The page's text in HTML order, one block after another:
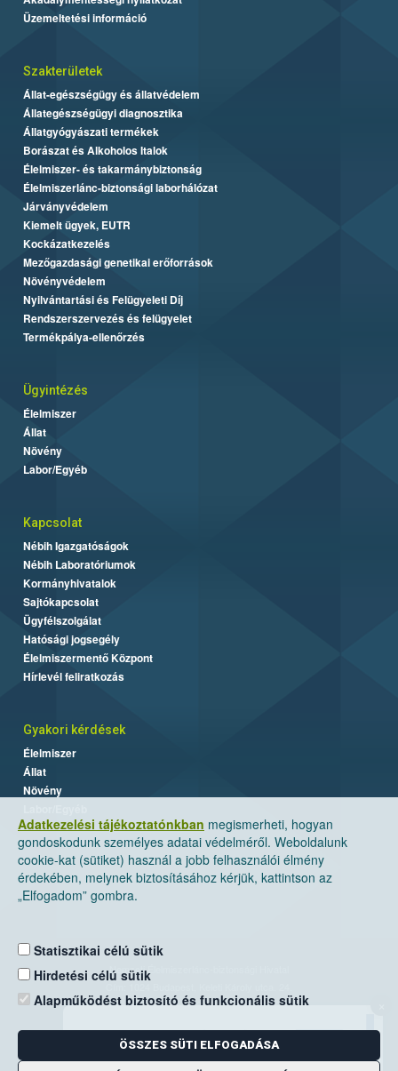
Adatkezelési tájékoztatónkban megismerheti, hogyan
gondoskodunk személyes adatai védelméről. Weboldalunk
cookie-kat (sütiket) használ a jobb felhasználói élmény
érdekében, melynek biztosításához kérjük, kattintson az
„Elfogadom” gombra.
Statisztikai célú sütik
Hirdetési célú sütik
Alapműködést biztosító és funkcionális sütik
ÖSSZES SÜTI ELFOGADÁSA
Üzemeltetési információ
Szakterületek
Állat-egészségügy és állatvédelem
Állategészségügyi diagnosztika
Állatgyógyászati termékek
Borászat és Alkoholos Italok
Élelmiszer- és takarmánybiztonság
Élelmiszerlánc-biztonsági laborhálózat
Járványvédelem
Kiemelt ügyek, EUTR
Kockázatkezelés
Mezőgazdasági genetikai erőforrások
Növényvédelem
Nyilvántartási és Felügyeleti Díj
Rendszerszervezés és felügyelet
Termékpálya-ellenőrzés
Ügyintézés
Élelmiszer
Állat
Növény
Labor/Egyéb
Kapcsolat
Nébih Igazgatóságok
Nébih Laboratóriumok
Kormányhivatalok
Sajtókapcsolat
Ügyfélszolgálat
Hatósági jogsegély
Élelmiszermentő Központ
Hírlevél feliratkozás
Gyakori kérdések
Élelmiszer
Állat
Növény
Nemzeti Élelmiszerlánc-biztonsági Hivatal
Levelezési cím: 1525 Budapest. Pf. 30.
E-mail:ugyfelszolgalat@nebih.gov.hu